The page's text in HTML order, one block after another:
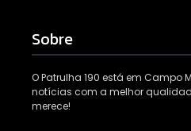
Sobre
O Patrulha 190 está em Campo
notícias com a melhor
merece!